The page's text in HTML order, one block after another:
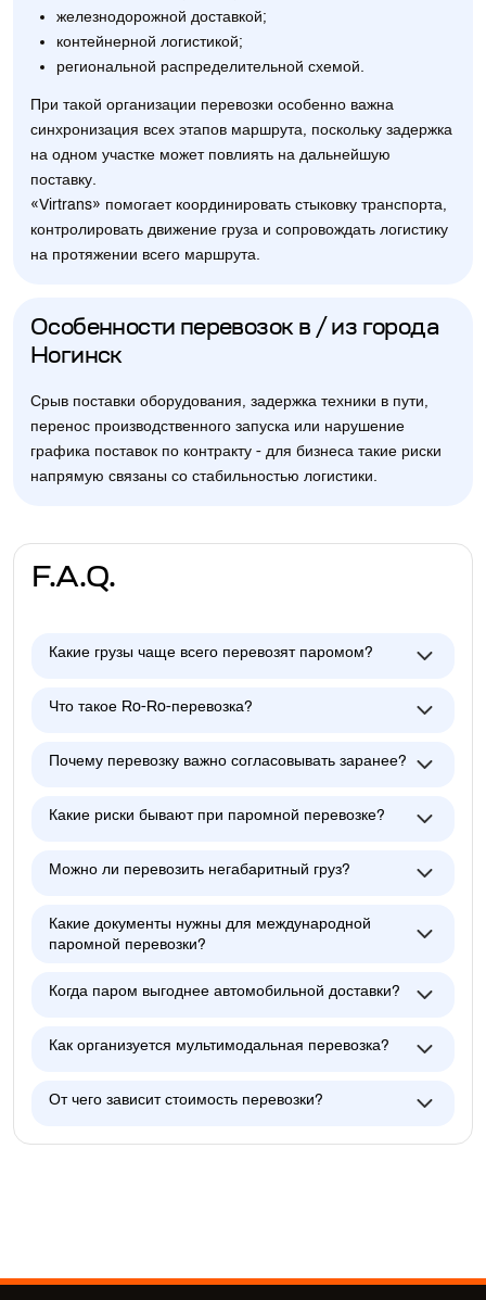
железнодорожной доставкой;
контейнерной логистикой;
региональной распределительной схемой.
При такой организации перевозки особенно важна
синхронизация всех этапов маршрута, поскольку задержка
на одном участке может повлиять на дальнейшую
поставку.
«Virtrans» помогает координировать стыковку транспорта,
контролировать движение груза и сопровождать логистику
на протяжении всего маршрута.
Особенности перевозок в / из города
Ногинск
Срыв поставки оборудования, задержка техники в пути,
перенос производственного запуска или нарушение
графика поставок по контракту - для бизнеса такие риски
напрямую связаны со стабильностью логистики.
F.A.Q.
Какие грузы чаще всего перевозят паромом?
Что такое Ro-Ro-перевозка?
Почему перевозку важно согласовывать заранее?
Какие риски бывают при паромной перевозке?
Можно ли перевозить негабаритный груз?
Какие документы нужны для международной
паромной перевозки?
Когда паром выгоднее автомобильной доставки?
Как организуется мультимодальная перевозка?
От чего зависит стоимость перевозки?